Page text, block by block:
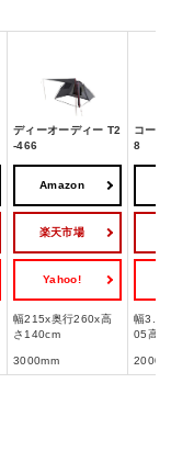
ディーオーディー T2
-466
コー
8
Amazon
楽天市場
Yahoo!
幅215x奥行260x高
さ140cm
幅3.2
05高
3000mm